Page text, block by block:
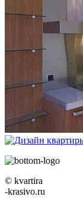
© kvartira
-krasivo.ru